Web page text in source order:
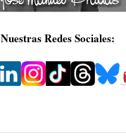
Nuestras Redes Sociales: